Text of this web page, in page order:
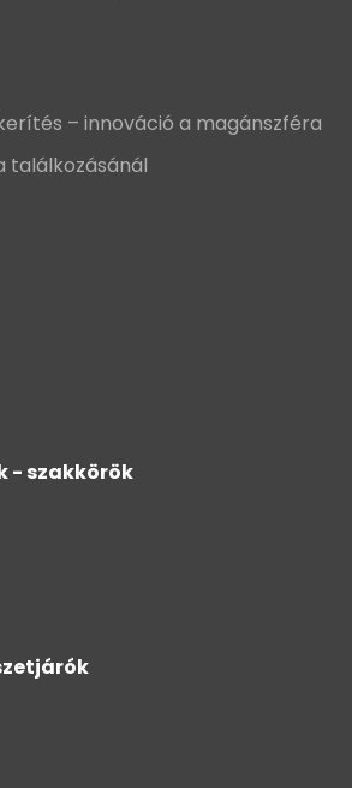
– innováció a magánszféra
találkozásánál
- szakkörök